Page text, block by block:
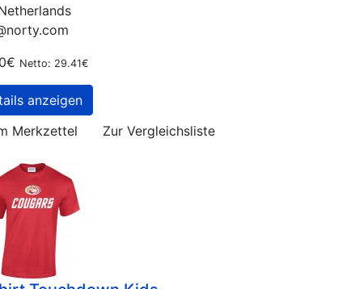
Netto: 29.41€
anzeigen
Merkzettel
Zur Vergleichsliste